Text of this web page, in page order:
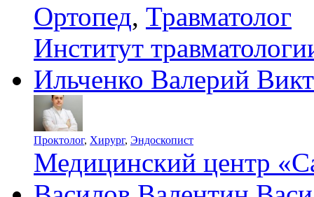
Ортопед, Травматолог
Институт
Ильченко Валерий
Проктолог, Хирург, Эндоскопист
Медицинский центр